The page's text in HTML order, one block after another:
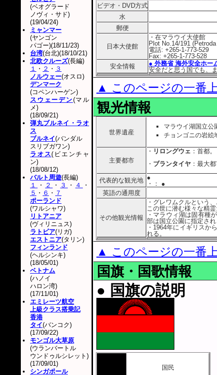
ビデオ・DVD方式
水
郵便
日本大使館
・在マラウイ大使館
Plot No.14/191
電話: +265-1-773-529
Fax: +265-1-773-528
安全情報
● 外務省 海外安全ホー
安全だと思う国でも、
▲ このページの一番
観光情報
世界遺産
マラウイ湖国立公
チョンゴニの岩絵
主要都市
・ リロングウェ ：首都。
・ ブランタイヤ ：最大
代表的な観光地 ●
・
： ●
英語の通用度
その他観光情報
・グレワムクルという
この世に潜む様々な精
・マラウィ湖は固有種
部は国立公園に指定さ
・1964年にイギリスか
れる。
▲ このページの一番
国旗・国歌情報
● 国旗の説明
国民
(ベオグラード
ノヴィ・サド)
(19/04/24)
ミャンマー
(ヤンゴン
パゴー)(18/11/23)
台湾(台北)(18/10/21)
北欧クルーズ(長編)
１ ・ ２ ・ ３
ノルウェー(オスロ)
デンマーク
(コペンハーゲン)
スウェーデン(マル
メ)
(18/09/21)
弾丸ブルネイ・ラオ
ス
ブルネイ(バンダル
スリブガワン)
ラオス(ビエンチャ
ン)
(18/08/12)
バルト周遊(長編)
１
・ ２ ・ ３ ・ ４
・
５ ・ ６ ・ ７
ポーランド
(ワルシャワ)
リトアニア
(ヴィリニュス)
ラトビア(リガ)
エストニア(タリン)
フィンランド
(ヘルシンキ)
(18/05/01)
ベトナム
(ハノイ
ハロン湾)
(17/11/01)
エミレーツ航空
上級クラス搭乗記
香港
タイ(バンコク)
(17/09/22)
モンゴル大草原
(ウランバートル
ウンドゥルシレット)
(17/09/01)
シンガポール